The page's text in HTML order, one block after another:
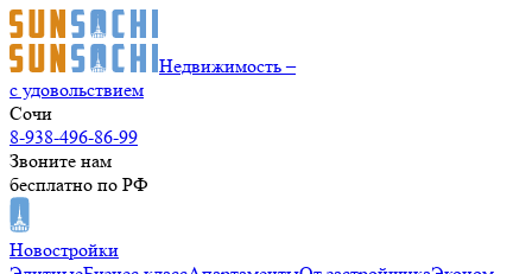
Недвижимость –
с удовольствием
Сочи
8-938-496-86-99
Звоните нам
бесплатно по РФ
Новостройки